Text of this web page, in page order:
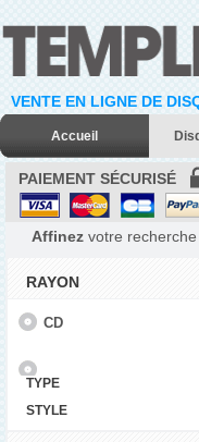
VENTE EN LIGNE DE
Accueil
PAIEMENT SÉCURISÉ
Affinez votre recherche
RAYON
CD
TYPE
STYLE